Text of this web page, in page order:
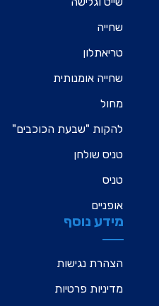
שחייה
טריאתלון
שחייה אומנותית
מחול
להקות "שבעת הכוכבים"
טניס שולחן
טניס
אופניים
מידע נוסף
הצהרת נגישות
מדיניות פרטיות